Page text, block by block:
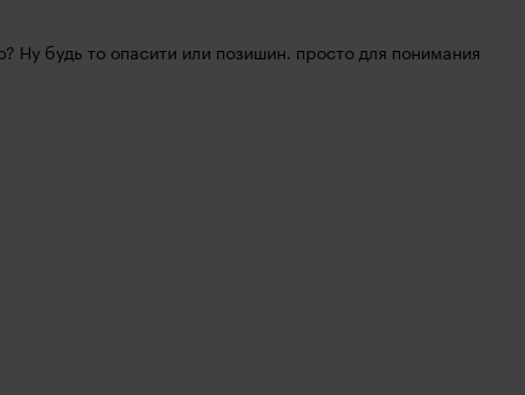
Ну будь то опасити или позишин. просто для понимания